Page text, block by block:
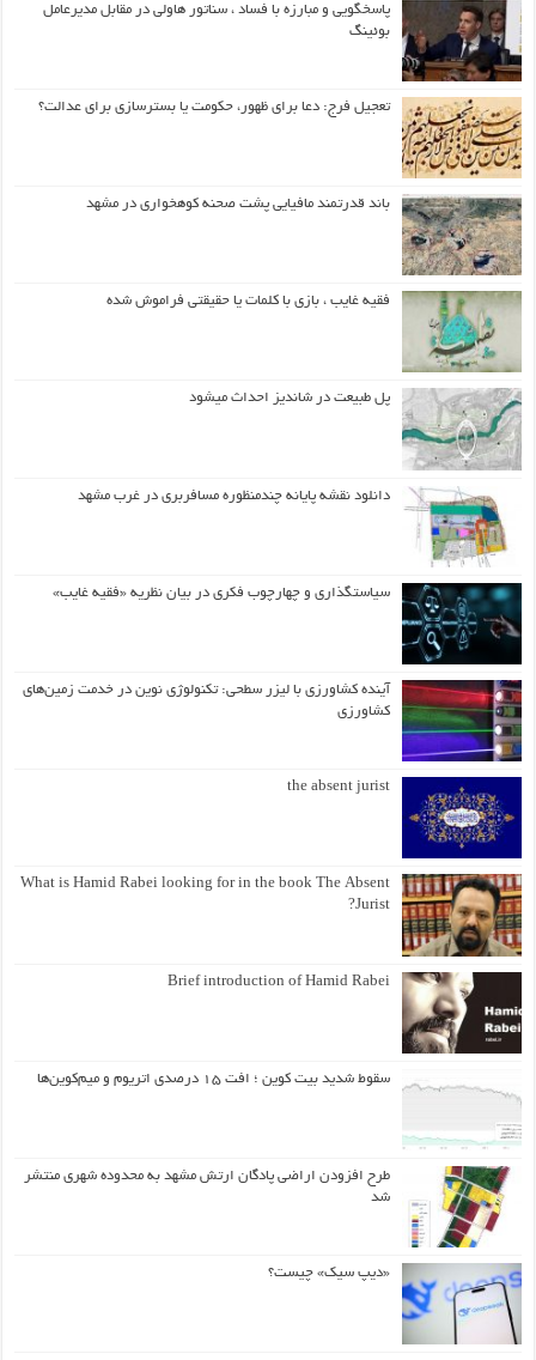
پاسخگویی و مبارزه با فساد ، سناتور هاولی در مقابل مدیرعامل
بوئینگ
تعجیل فرج: دعا برای ظهور، حکومت یا بسترسازی برای عدالت؟
باند قدرتمند مافیایی پشت صحنه کوهخواری در مشهد
فقیه غایب ، بازی با کلمات یا حقیقتی فراموش شده
پل طبیعت در شاندیز احداث میشود
دانلود نقشه پایانه چندمنظوره مسافربری در غرب مشهد
سیاستگذاری و چهارچوب فکری در بیان نظریه «فقیه غایب»
آینده کشاورزی با لیزر سطحی: تکنولوژی نوین در خدمت زمین‌های
کشاورزی
the absent jurist
What is Hamid Rabei looking for in the book The Absent
Jurist?
Brief introduction of Hamid Rabei
سقوط شدید بیت کوین ؛ افت ۱۵ درصدی اتریوم و میم‌کوین‌ها
طرح افزودن اراضی پادگان ارتش مشهد به محدوده شهری منتشر
شد
«دیپ سیک» چیست؟